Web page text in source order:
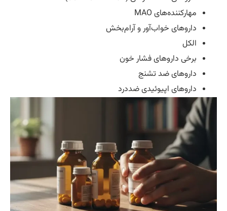
مهارکننده‌های MAO
داروهای خواب‌آور و آرام‌بخش
برخی داروهای فشار خون
داروهای ضد تشنج
داروهای اپیوئیدی ضددرد